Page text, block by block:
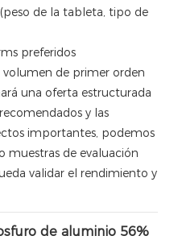
de la tableta, tipo de
preferidos
de primer orden
una oferta estructurada
y las
importantes, podemos
muestras de evaluación
validar el rendimiento y
de aluminio 56%